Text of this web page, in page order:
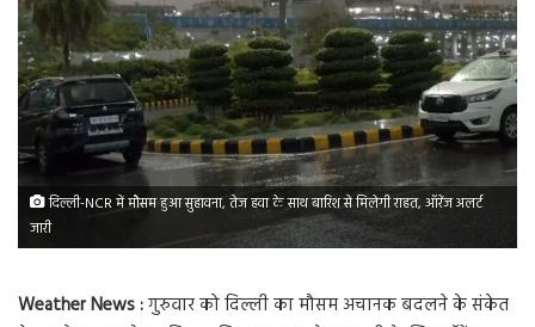
दिल्ली-NCR में मौसम हुआ सुहावना, तेज हवा के साथ बारिश से मिलेगी राहत, ऑरेंज अलर्ट
जारी
Weather News :गुरुवार को दिल्ली का मौसम अचानक बदलने के संकेत